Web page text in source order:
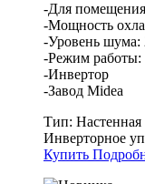
-Для
-Мощность
-Уровень шума:
-Режим работы:
-Инвертор
-Завод Midea
Тип: Настенная
Инверторное
Купить